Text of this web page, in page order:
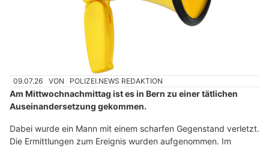
09.07.26 VON POLIZEI.NEWS REDAKTION
Am Mittwochnachmittag ist es in Bern zu einer tätlichen
Auseinandersetzung gekommen.
Dabei wurde ein Mann mit einem scharfen Gegenstand verletzt.
Die Ermittlungen zum Ereignis wurden aufgenommen. Im